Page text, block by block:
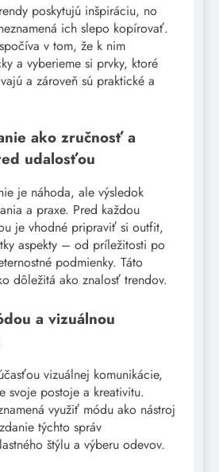
poskytujú inšpiráciu, no
ich slepo kopírovať.
v tom, že k nim
a vyberieme si prvky, ktoré
a zároveň sú praktické a
ako zručnosť a
udalosťou
je náhoda, ale výsledok
a praxe. Pred každou
je vhodné pripraviť si outfit,
aspekty – od príležitosti po
podmienky. Táto
dôležitá ako znalosť trendov.
a vizuálnou
vizuálnej komunikácie,
svoje postoje a kreativitu.
využiť módu ako nástroj
týchto správ
štýlu a výberu odevov.